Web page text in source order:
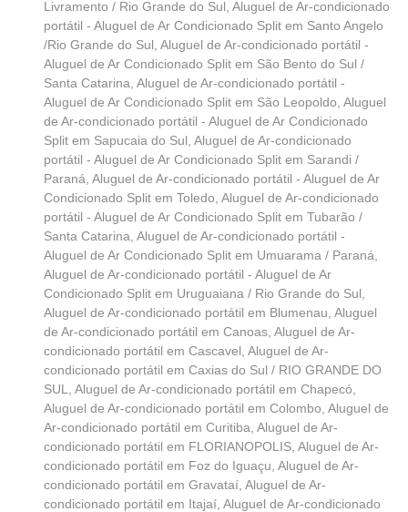
Livramento / Rio Grande do Sul Aluguel de Ar-condicionado
portátil - Aluguel de Ar Condicionado Split em Santo Angelo
/Rio Grande do Sul Aluguel de Ar-condicionado portátil -
Aluguel de Ar Condicionado Split em São Bento do Sul /
Santa Catarina Aluguel de Ar-condicionado portátil -
Aluguel de Ar Condicionado Split em São Leopoldo Aluguel
de Ar-condicionado portátil - Aluguel de Ar Condicionado
Split em Sapucaia do Sul Aluguel de Ar-condicionado
portátil - Aluguel de Ar Condicionado Split em Sarandi /
Paraná Aluguel de Ar-condicionado portátil - Aluguel de Ar
Condicionado Split em Toledo Aluguel de Ar-condicionado
portátil - Aluguel de Ar Condicionado Split em Tubarão /
Santa Catarina Aluguel de Ar-condicionado portátil -
Aluguel de Ar Condicionado Split em Umuarama / Paraná
Aluguel de Ar-condicionado portátil - Aluguel de Ar
Condicionado Split em Uruguaiana / Rio Grande do Sul
Aluguel de Ar-condicionado portátil em Blumenau Aluguel
de Ar-condicionado portátil em Canoas Aluguel de Ar-
condicionado portátil em Cascavel Aluguel de Ar-
condicionado portátil em Caxias do Sul / RIO GRANDE DO
SUL
Aluguel de Ar-condicionado portátil em Chapecó
Aluguel de Ar-condicionado portátil em Colombo Aluguel de
Ar-condicionado portátil em Curitiba Aluguel de Ar-
condicionado portátil em FLORIANOPOLIS Aluguel de Ar-
condicionado portátil em Foz do Iguaçu Aluguel de Ar-
condicionado portátil em Gravataí Aluguel de Ar-
condicionado portátil em Itajaí Aluguel de Ar-condicionado